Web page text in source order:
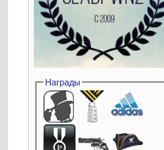
Награды